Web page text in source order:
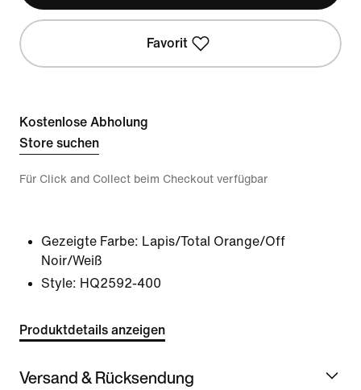
Favorit
Kostenlose Abholung
Store suchen
Für Click and Collect beim Checkout verfügbar
Gezeigte Farbe: Lapis/Total Orange/Off
Noir/Weiß
Style: HQ2592-400
Produktdetails anzeigen
Versand & Rücksendung